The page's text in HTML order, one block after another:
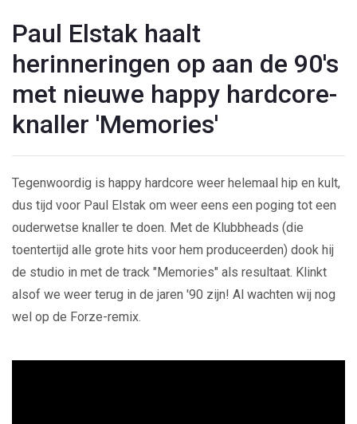
Paul Elstak haalt
herinneringen op aan de 90's
met nieuwe happy hardcore-
knaller 'Memories'
Tegenwoordig is happy hardcore weer helemaal hip en kult,
dus tijd voor Paul Elstak om weer eens een poging tot een
ouderwetse knaller te doen. Met de Klubbheads (die
toentertijd alle grote hits voor hem produceerden) dook hij
de studio in met de track "Memories" als resultaat. Klinkt
alsof we weer terug in de jaren '90 zijn! Al wachten wij nog
wel op de Forze-remix.